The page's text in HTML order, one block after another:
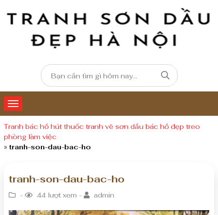
Tranh bác hồ hút thuốc tranh vẽ sơn dầu bác hồ đẹp treo
phòng làm việc
» tranh-son-dau-bac-ho
tranh-son-dau-bac-ho
- 44 lượt xem - admin